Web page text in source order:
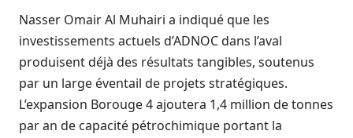
Nasser Omair Al Muhairi a indiqué que les
investissements actuels d’ADNOC dans l’aval
produisent déjà des résultats tangibles, soutenus
par un large éventail de projets stratégiques.
L’expansion Borouge 4 ajoutera 1,4 million de tonnes
par an de capacité pétrochimique portant la